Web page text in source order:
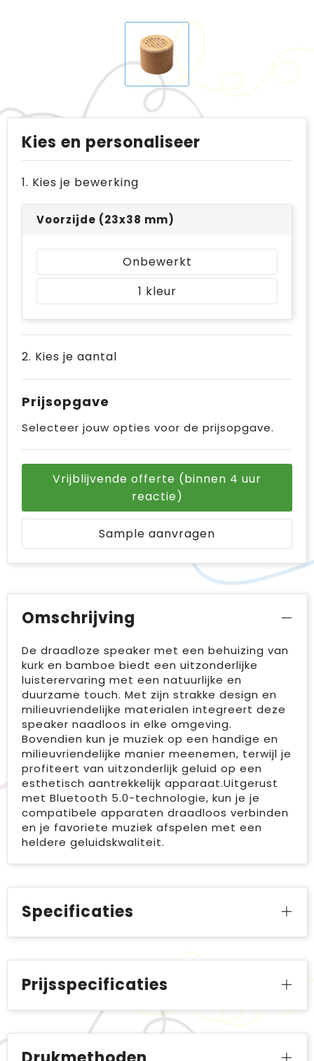
Kies en personaliseer
1. Kies je bewerking
Voorzijde (23x38 mm)
Onbewerkt
1
2. Kies je aantal
Prijsopgave
Selecteer jouw opties voor de prijsopgave.
Vrijblijvende offerte (binnen 4 uur
reactie)
Sample aanvragen
Omschrijving
De draadloze speaker met een behuizing van
kurk en bamboe biedt een uitzonderlijke
luisterervaring met een natuurlijke en
duurzame touch. Met zijn strakke design en
milieuvriendelijke materialen integreert deze
speaker naadloos in elke omgeving.
Bovendien kun je muziek op een handige en
milieuvriendelijke manier meenemen, terwijl je
profiteert van uitzonderlijk geluid op een
esthetisch aantrekkelijk apparaat.Uitgerust
met Bluetooth 5.0-technologie, kun je je
compatibele apparaten draadloos verbinden
en je favoriete muziek afspelen met een
heldere geluidskwaliteit.
Specificaties
Prijsspecificaties